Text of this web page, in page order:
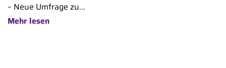
– Neue Umfrage zu...
Mehr lesen